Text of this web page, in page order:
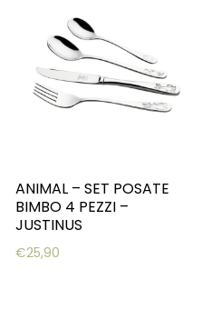
ANIMAL – SET POSATE
BIMBO 4 PEZZI –
JUSTINUS
€25,90